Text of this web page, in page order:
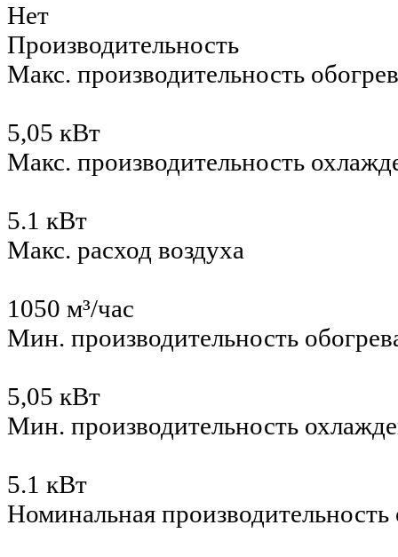
Нет
Производительность
Макс. производительность
5,05 кВт
Макс. производительность
5.1 кВт
Макс. расход воздуха
1050 м³/час
Мин. производительность
5,05 кВт
Мин. производительность
5.1 кВт
Номинальная производительность